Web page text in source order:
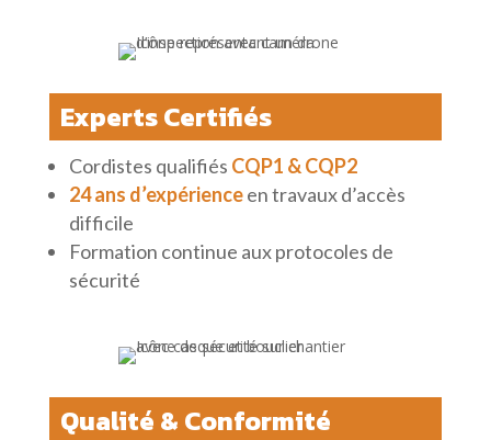
Experts Certifiés
Cordistes qualifiés CQP1 & CQP2
24 ans d’expérienceen travaux d’accès
difficile
Formation continue aux protocoles de
sécurité
Qualité & Conformité